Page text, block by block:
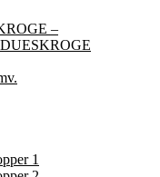
–
1